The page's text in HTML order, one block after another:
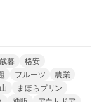
暮
格安
フルーツ
農業
まほらプリン